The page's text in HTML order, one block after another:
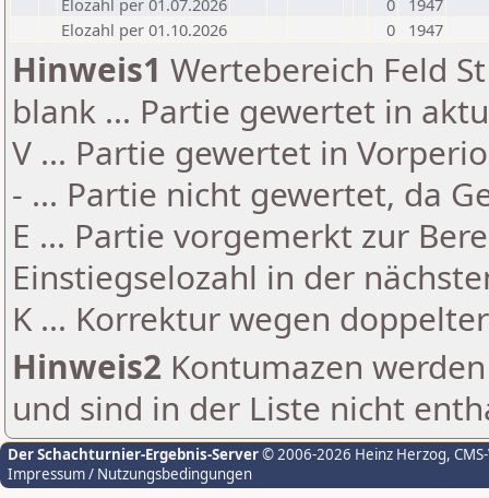
Elozahl per 01.07.2026
0
1947
Elozahl per 01.10.2026
0 1947
Hinweis1 Wertebereich Feld
blank ... Partie gewertet in
V ... Partie gewertet in
- ... Partie nicht gewertet, da
E ... Partie vorgemerkt zur
Einstiegselozahl in der
K ... Korrektur wegen
Hinweis2 Kontumazen
und sind in der Liste nicht
Der Schachturnier-Ergebnis-Server© 2006-2026 Heinz Herzog,
Impressum / Nutzungsbedingungen